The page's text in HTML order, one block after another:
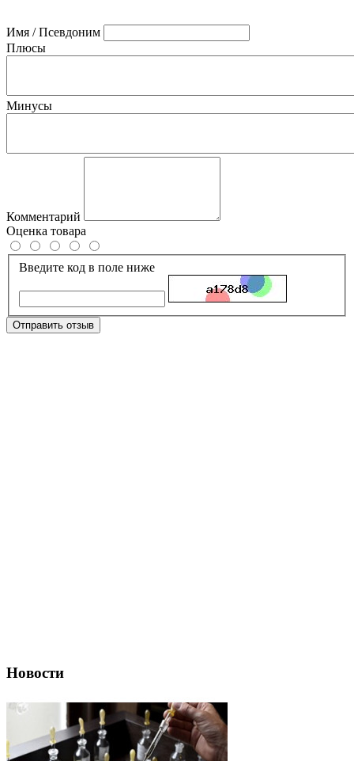
Имя / Псевдоним
Плюсы
Минусы
Комментарий
Оценка товара
Введите код в поле ниже
Отправить отзыв
Новости